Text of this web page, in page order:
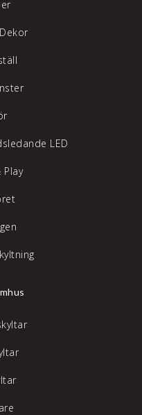
Dekor
LED
Play